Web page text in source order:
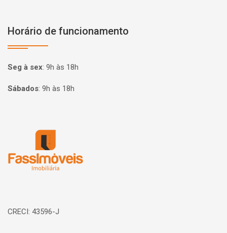
Horário de funcionamento
Seg à sex: 9h às 18h
Sábados: 9h às 18h
CRECI: 43596-J